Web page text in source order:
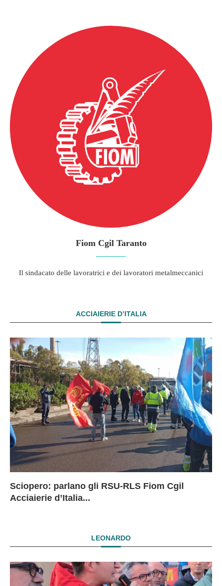
Fiom Cgil Taranto
Il sindacato delle lavoratrici e dei lavoratori metalmeccanici
ACCIAIERIE D’ITALIA
Sciopero: parlano gli RSU-RLS Fiom Cgil
Acciaierie d’Italia...
LEONARDO